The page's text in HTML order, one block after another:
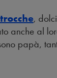
,
anche al
papà,